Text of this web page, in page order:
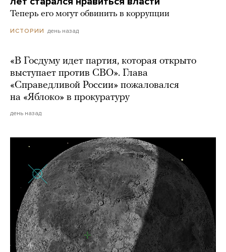
Теперь его могут обвинить в коррупции
ИСТОРИИ день назад
«В Госдуму идет партия, которая открыто
выступает против СВО». Глава
«Справедливой России» пожаловался
на «Яблоко» в прокуратуру
день назад